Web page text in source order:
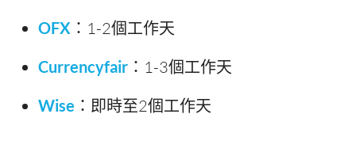
OFX ：1-2個工作天
Currencyfair ：1-3個工作天
Wise ：即時至2個工作天